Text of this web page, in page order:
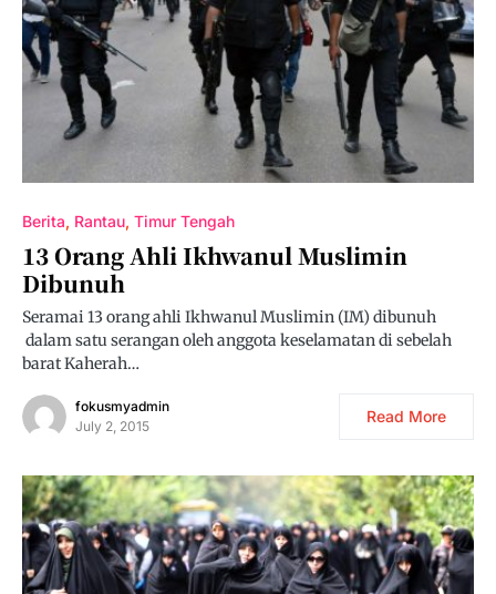
Berita Rantau Timur Tengah
13 Orang Ahli Ikhwanul Muslimin
Dibunuh
Seramai 13 orang ahli Ikhwanul Muslimin (IM) dibunuh
dalam satu serangan oleh anggota keselamatan di sebelah
barat Kaherah…
fokusmyadmin
July 2, 2015
Read More